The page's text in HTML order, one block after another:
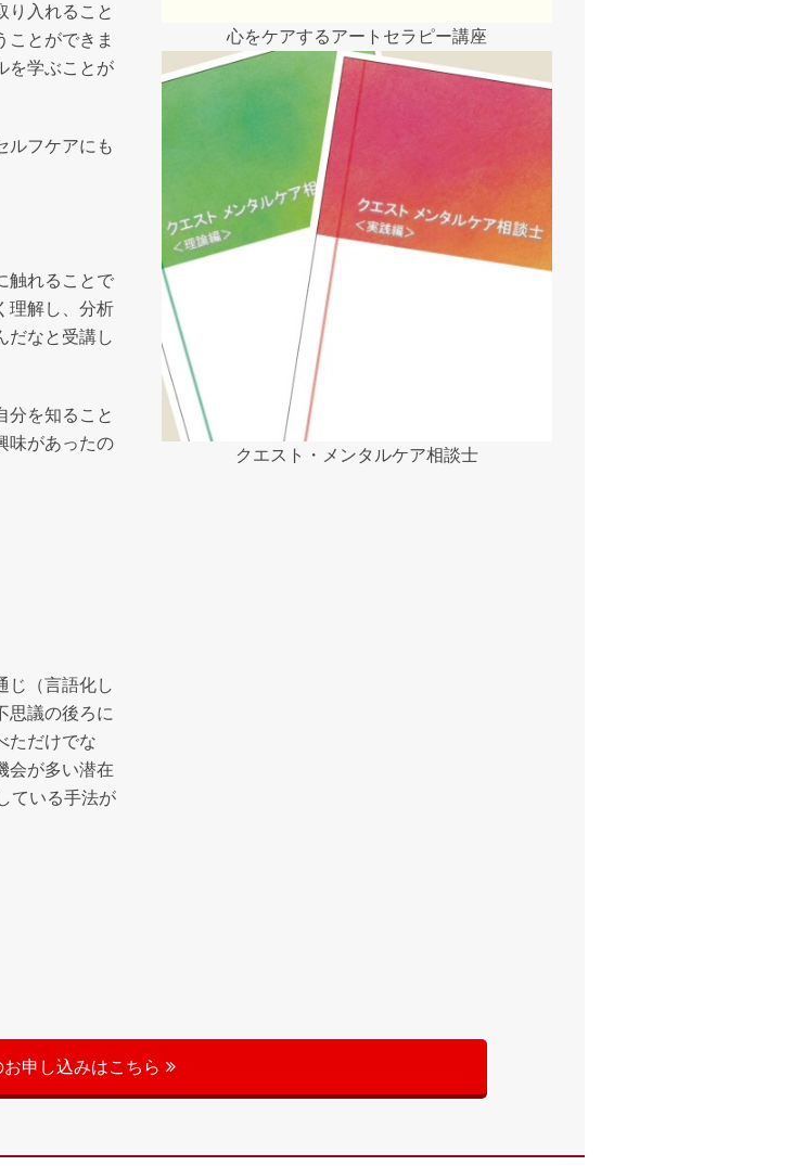
り入れること
ことができま
を学ぶことが
ルフケアにも
触れることで
理解し、分析
だなと受講し
分を知ること
味があったの
じ（言語化し
思議の後ろに
ただけでな
会が多い潜在
ている手法が
心をケアするアートセラピー講座
クエスト・メンタルケア相談士
お申し込みはこちら